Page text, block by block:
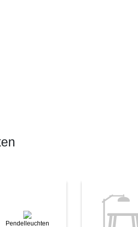
Pendelleuchten